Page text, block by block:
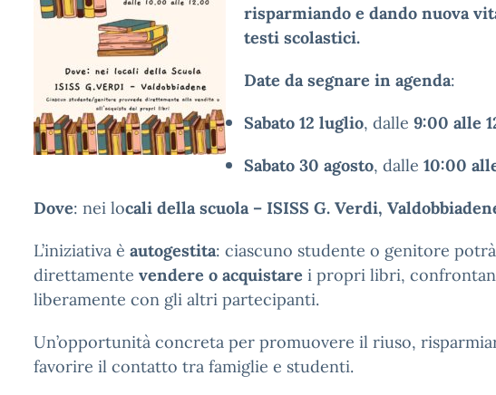
risparmiando e dando nuova
testi scolastici.
Date da segnare in agenda:
Sabato 12 luglio, dalle 9:00 alle
Sabato 30 agosto, dalle 10:00
Dove: nei locali della scuola – ISISS G. Verdi,
L’iniziativa è autogestita: ciascuno studente o genitore potrà
direttamente vendere o acquistare i propri libri,
liberamente con gli altri partecipanti.
Un’opportunità concreta per promuovere il riuso,
favorire il contatto tra famiglie e studenti.